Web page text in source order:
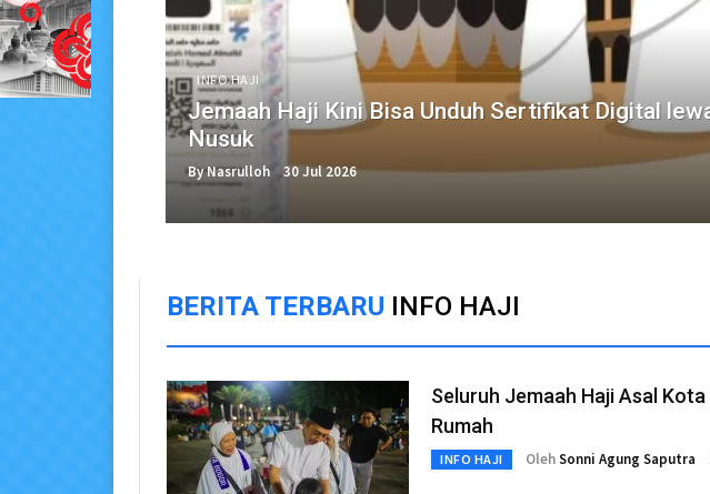
INFO HAJI
Jemaah Haji Kini Bisa Unduh Sertifikat Digital
Nusuk
By Nasrulloh 30 Jul 2026
BERITA TERBARU INFO HAJI
Seluruh Jemaah Haji Asal
Rumah
INFO HAJI OlehSonni Agung Saputra